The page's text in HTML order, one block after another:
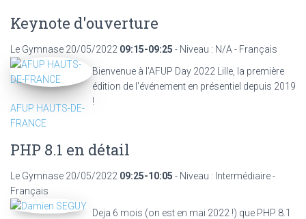
G
A
Keynote d'ouverture
Le Gymnase 20/05/2022 09:15-09:25 - Niveau : N/A - Français
Bienvenue à l'AFUP Day 2022 Lille, la première
édition de l'événement en présentiel depuis 2019
!
AFUP HAUTS-DE-
FRANCE
PHP 8.1 en détail
Le Gymnase 20/05/2022 09:25-10:05 - Niveau : Intermédiaire -
Français
Deja 6 mois (on est en mai 2022 !) que PHP 8.1